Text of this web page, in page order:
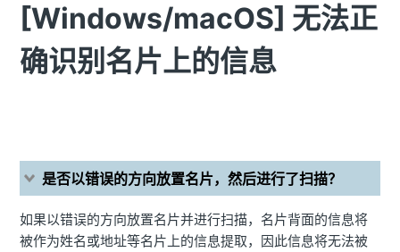
[Windows/macOS] 无法正
确识别名片上的信息
是否以错误的方向放置名片，然后进行了扫描？
如果以错误的方向放置名片并进行扫描，名片背面的信息将
被作为姓名或地址等名片上的信息提取，因此信息将无法被